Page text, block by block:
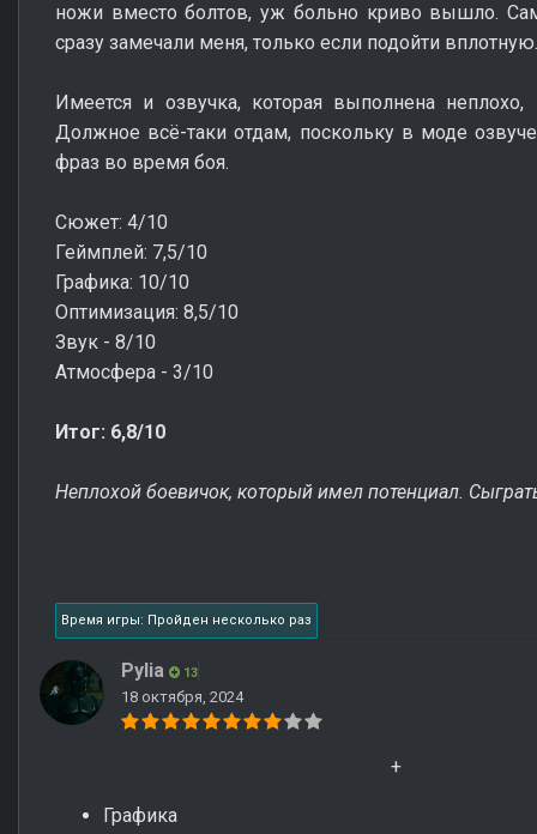
ножи вместо болтов, уж больно криво вышло.
сразу замечали меня, только если подойти вплотную.
Имеется и озвучка, которая выполнена неплохо,
Должное всё-таки отдам, поскольку в моде
фраз во время боя.
Сюжет: 4/10
Геймплей: 7,5/10
Графика: 10/10
Оптимизация: 8,5/10
Звук - 8/10
Атмосфера - 3/10
Итог: 6,8/10
Неплохой боевичок, который имел потенциал.
Время игры: Пройден несколько раз
Pylia 13
18 октября, 2024
+
Графика